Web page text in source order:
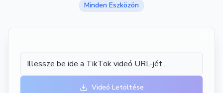
Minden Eszközön
Videó Letöltése